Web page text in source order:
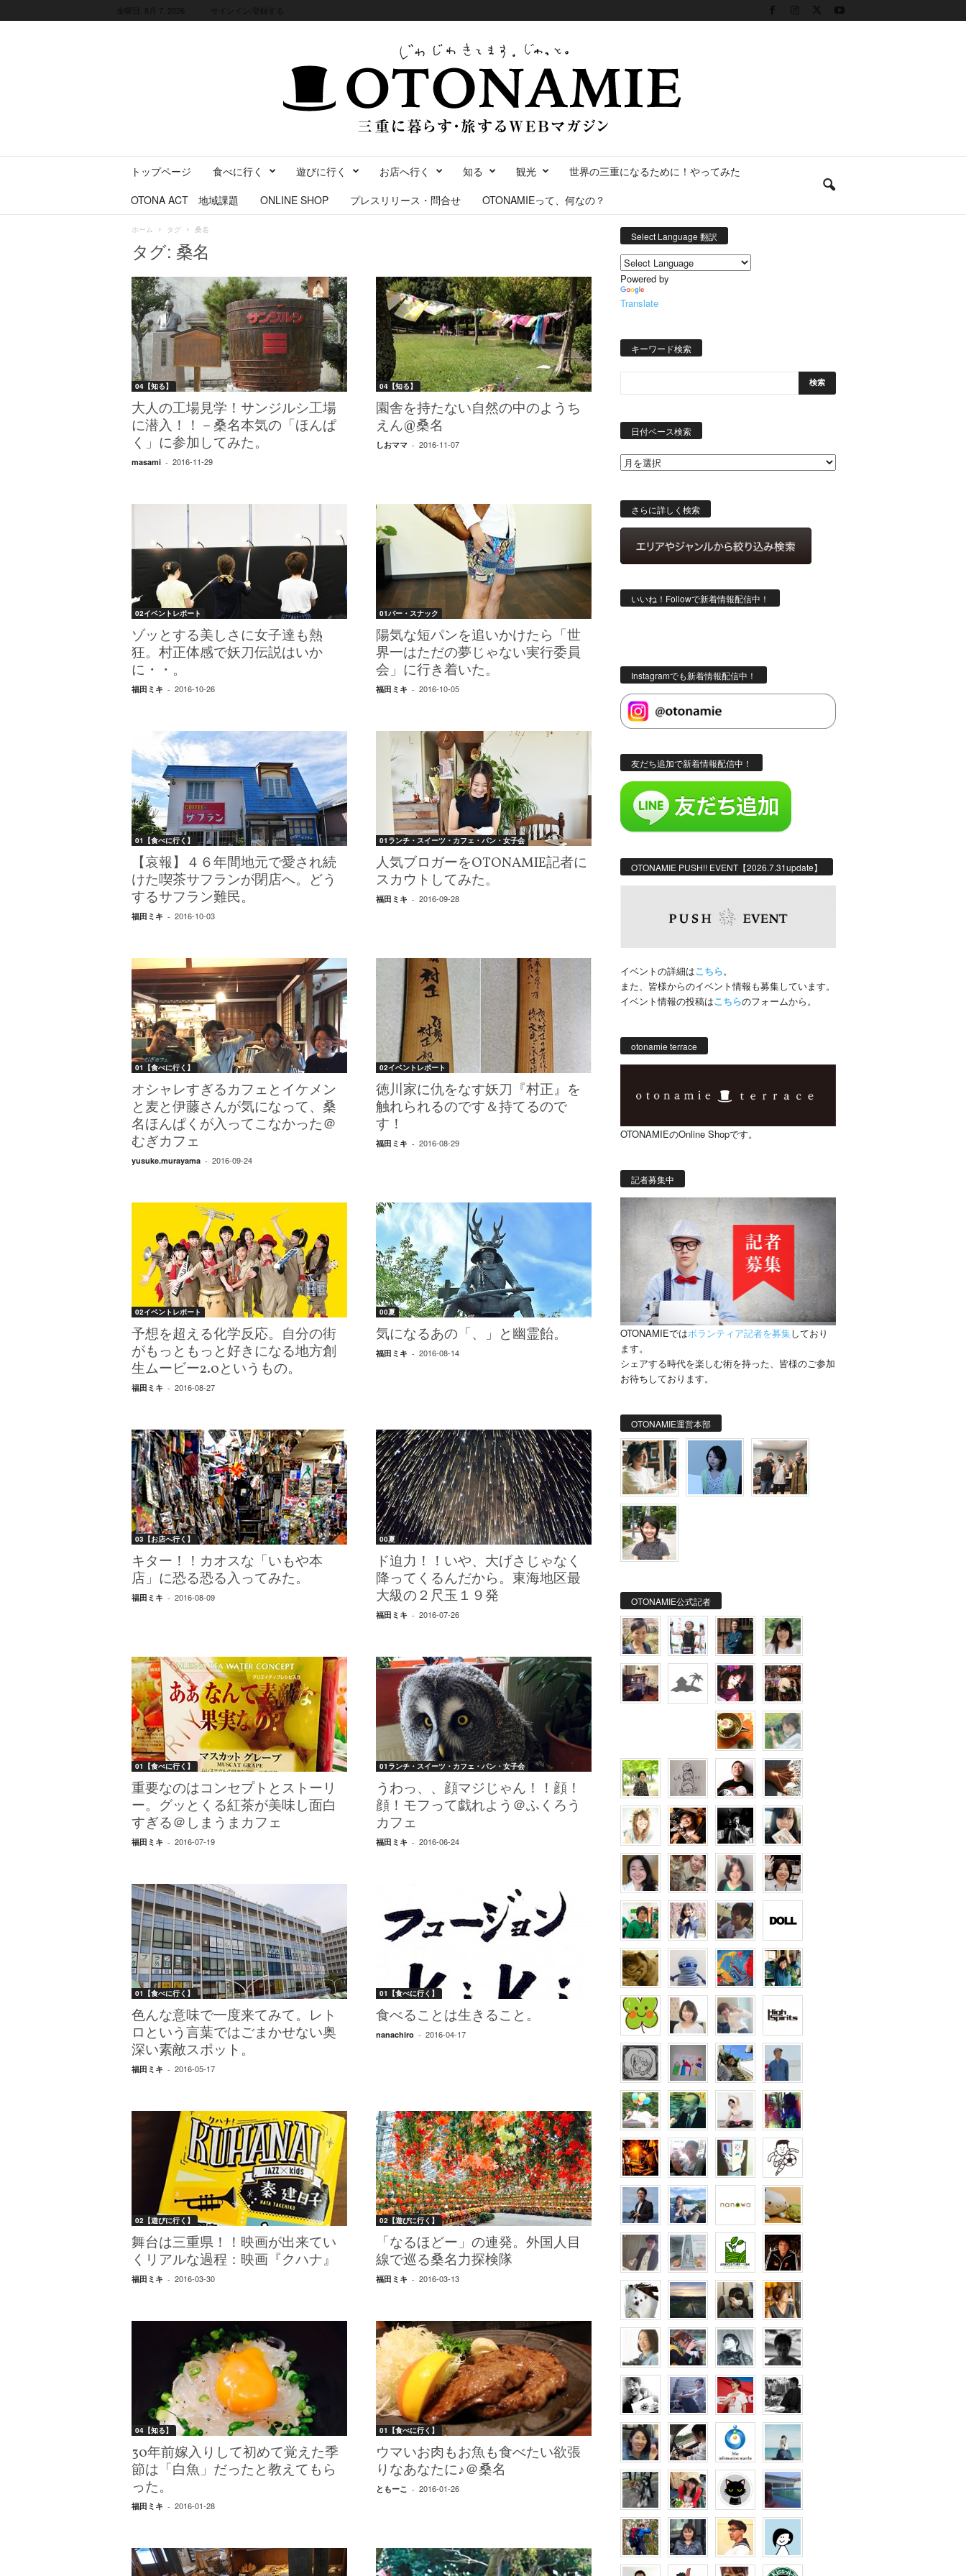
金曜日, 8月 7, 2026
トップページ 食べに行く 遊びに行く お店へ行く 知る 観光
世界の三重になるために！やってみた
OTONA ACT 地域課題
ONLINE SHOP プレスリリース・問合せ OTONAMIEって、何なの？
ホーム タグ 桑名
タグ: 桑名
04【知る】
大人の工場見学！サンジルシ工場
に潜入！！－桑名本気の「ほんぱ
く」に参加してみた。
masami - 2016-11-29
04【知る】
園舎を持たない自然の中のようち
えん@桑名
しおママ - 2016-11-07
02イベントレポート
ゾッとする美しさに女子達も熱
狂。村正体感で妖刀伝説はいか
に・・。
福田ミキ - 2016-10-26
01バー・スナック
陽気な短パンを追いかけたら「世
界一はただの夢じゃない実行委員
会」に行き着いた。
福田ミキ - 2016-10-05
01【食べに行く】
【哀報】４６年間地元で愛され続
けた喫茶サフランが閉店へ。どう
するサフラン難民。
福田ミキ - 2016-10-03
01ランチ・スイーツ・カフェ・パン・女子会
人気ブロガーをOTONAMIE記者に
スカウトしてみた。
福田ミキ - 2016-09-28
01【食べに行く】
オシャレすぎるカフェとイケメン
と麦と伊藤さんが気になって、桑
名ほんぱくが入ってこなかった＠
むぎカフェ
yusuke.murayama - 2016-09-24
02イベントレポート
徳川家に仇をなす妖刀『村正』を
触れられるのです＆持てるので
す！
福田ミキ - 2016-08-29
02イベントレポート
予想を超える化学反応。自分の街
がもっともっと好きになる地方創
生ムービー2.0というもの。
福田ミキ - 2016-08-27
00夏
気になるあの「、」と幽霊飴。
福田ミキ - 2016-08-14
03【お店へ行く】
キター！！カオスな「いもや本
店」に恐る恐る入ってみた。
福田ミキ - 2016-08-09
00夏
ド迫力！！いや、大げさじゃなく
降ってくるんだから。東海地区最
大級の２尺玉１９発
福田ミキ - 2016-07-26
01【食べに行く】
重要なのはコンセプトとストーリ
ー。グッとくる紅茶が美味し面白
すぎる＠しまうまカフェ
福田ミキ - 2016-07-19
01ランチ・スイーツ・カフェ・パン・女子会
うわっ、、顔マジじゃん！！顔！
顔！モフって戯れよう＠ふくろう
カフェ
福田ミキ - 2016-06-24
01【食べに行く】
色んな意味で一度来てみて。レト
ロという言葉ではごまかせない奥
深い素敵スポット。
福田ミキ - 2016-05-17
01【食べに行く】
食べることは生きること。
nanachiro - 2016-04-17
02【遊びに行く】
舞台は三重県！！映画が出来てい
くリアルな過程：映画『クハナ』
福田ミキ - 2016-03-30
02【遊びに行く】
「なるほどー」の連発。外国人目
線で巡る桑名力探検隊
福田ミキ - 2016-03-13
04【知る】
30年前嫁入りして初めて覚えた季
節は「白魚」だったと教えてもら
った。
福田ミキ - 2016-01-28
01【食べに行く】
ウマいお肉もお魚も食べたい欲張
りなあなたに♪＠桑名
ともーこ - 2016-01-26
Select Language 翻訳
Powered by
Translate
キーワード検索
日付ベース検索
索
さらに詳しく検索
いいね！Followで新着情報配信中！
Instagramでも新着情報配信中！
友だち追加で新着情報配信中！
OTONAMIE PUSH!! EVENT【2026.7.31update】
イベントの詳細はこちら。
また、皆様からのイベント情報も募集しています。
イベント情報の投稿はこちらのフォームから。
otonamie terrace
OTONAMIEのOnline Shopです。
記者募集中
OTONAMIEではボランティア記者を募集しており
ます。
シェアする時代を楽しむ術を持った、皆様のご参加
お待ちしております。
OTONAMIE運営本部
OTONAMIE公式記者